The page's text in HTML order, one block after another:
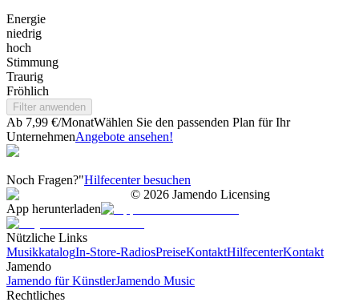
Energie
niedrig
hoch
Stimmung
Traurig
Fröhlich
Filter anwenden
Ab 7,99 €/MonatWählen Sie den passenden Plan für Ihr
UnternehmenAngebote ansehen!
Noch Fragen?"Hilfecenter besuchen
© 2026 Jamendo Licensing
App herunterladen
Nützliche Links
MusikkatalogIn-Store-RadiosPreiseKontaktHilfecenterKontakt
Jamendo
Jamendo für KünstlerJamendo Music
Rechtliches